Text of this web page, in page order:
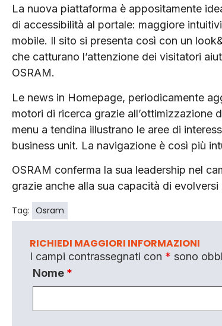
La nuova piattaforma è appositamente
di accessibilità al portale: maggiore
mobile. Il sito si presenta così con un
che catturano l’attenzione dei visitatori
OSRAM.
Le news in Homepage, periodicamente
motori di ricerca grazie all’ottimizzazione
menu a tendina illustrano le aree di
business unit. La navigazione è così più
OSRAM conferma la sua leadership nel
grazie anche alla sua capacità di
Tag: Osram
RICHIEDI MAGGIORI INFORMAZIONI
I campi contrassegnati con * sono
Nome *